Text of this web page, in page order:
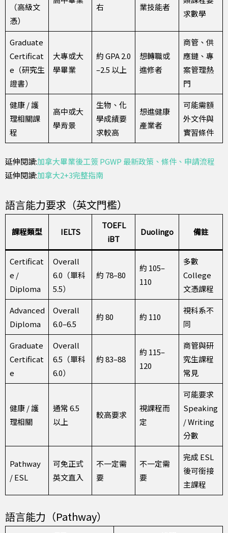
（高級文
憑）
右
業技能者
求數學
Graduate
Certificat
e（研究生
證書）
大專或大
學畢業
約 GPA 2.0
–2.5 以上
想轉職或
進修者
商管、供
應鏈、專
案管理熱
門
健康 / 護
理相關課
程
高中或大
學背景
生物、化
學成績要
求較高
想進健康
產業者
可能需額
外文件與
實習條件
延伸閱讀:加拿大畢業後工簽 PGWP 最新政策、條件、申請流程
延伸閱讀:加拿大2+3完整指南
語言能力要求（英文門檻）
課程類型 IELTS
TOEFL
iBT
Duolingo 備註
Certificat
e /
Diploma
Overall
6.0（單科
5.5）
約 78–80
約 105–
110
多數
College
文憑課程
Advanced
Diploma
Overall
6.0–6.5
約 80 約 110
視科系不
同
Graduate
Certificat
e
Overall
6.5（單科
6.0）
約 83–88
約 115–
120
商管與研
究生課程
常見
健康 / 護
理相關
通常 6.5
以上
較高要求
視課程而
定
可能要求
Speaking
/ Writing
分數
Pathway
/ ESL
可免正式
英文直入
不一定需
要
不一定需
要
完成 ESL
後可銜接
主課程
語言能力（Pathway）